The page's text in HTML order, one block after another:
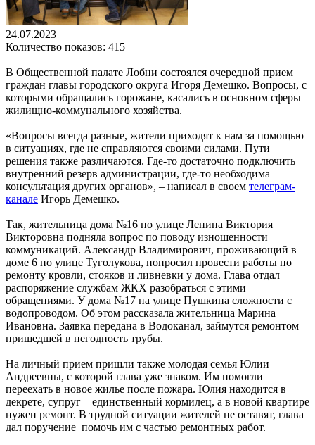
24.07.2023
Количество показов: 415
В Общественной палате Лобни состоялся очередной прием
граждан главы городского округа Игоря Демешко. Вопросы, с
которыми обращались горожане, касались в основном сферы
жилищно-коммунального хозяйства.
«Вопросы всегда разные, жители приходят к нам за помощью
в ситуациях, где не справляются своими силами. Пути
решения также различаются. Где-то достаточно подключить
внутренний резерв администрации, где-то необходима
консультация других органов», – написал в своем телеграм-
канале Игорь Демешко.
Так, жительница дома №16 по улице Ленина Виктория
Викторовна подняла вопрос по поводу изношенности
коммуникаций. Александр Владимирович, проживающий в
доме 6 по улице Туголукова, попросил провести работы по
ремонту кровли, стояков и ливневки у дома. Глава отдал
распоряжение службам ЖКХ разобраться с этими
обращениями. У дома №17 на улице Пушкина сложности с
водопроводом. Об этом рассказала жительница Марина
Ивановна. Заявка передана в Водоканал, займутся ремонтом
пришедшей в негодность трубы.
На личный прием пришли также молодая семья Юлии
Андреевны, с которой глава уже знаком. Им помогли
переехать в новое жилье после пожара. Юлия находится в
декрете, супруг – единственный кормилец, а в новой квартире
нужен ремонт. В трудной ситуации жителей не оставят, глава
дал поручение помочь им с частью ремонтных работ.